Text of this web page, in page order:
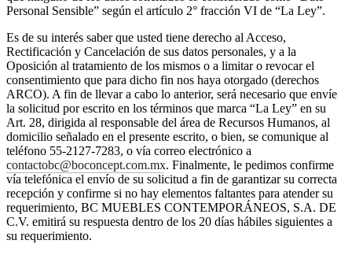
decoración
interiores
gratisSolicita
muestras
gratisBuscar
una
tiendaAcerca
de
BoConceptValores Responsabilidad
social
corporativaLa
historiaSala
de
prensaArtesanía
y
calidadConoce
Personal Sensible” según el artículo 2° fracción VI de “La Ley”.
Es de su interés saber que usted tiene derecho al Acceso,
Rectificación y Cancelación de sus datos personales, y a la
Oposición al tratamiento de los mismos o a limitar o revocar el
consentimiento que para dicho fin nos haya otorgado (derechos
ARCO). A fin de llevar a cabo lo anterior, será necesario que envíe
la solicitud por escrito en los términos que marca “La Ley” en su
Art. 28, dirigida al responsable del área de Recursos Humanos, al
domicilio señalado en el presente escrito, o bien, se comunique al
teléfono 55-2127-7283, o vía correo electrónico a
contactobc@boconcept.com.mx. Finalmente, le pedimos confirme
vía telefónica el envío de su solicitud a fin de garantizar su correcta
recepción y confirme si no hay elementos faltantes para atender su
requerimiento, BC MUEBLES CONTEMPORÁNEOS, S.A. DE
C.V. emitirá su respuesta dentro de los 20 días hábiles siguientes a
su requerimiento.